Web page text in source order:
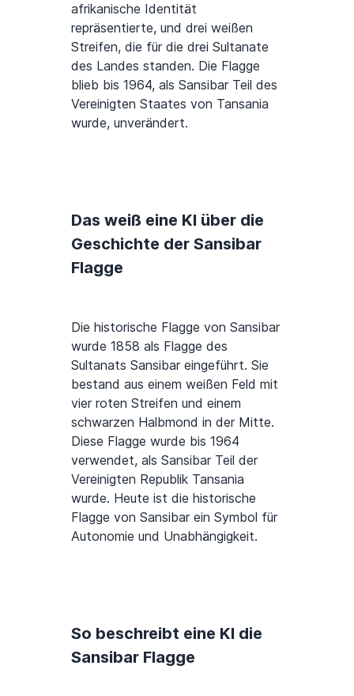
afrikanische Identität
repräsentierte, und drei weißen
Streifen, die für die drei Sultanate
des Landes standen. Die Flagge
blieb bis 1964, als Sansibar Teil des
Vereinigten Staates von Tansania
wurde, unverändert.
Das weiß eine KI über die
Geschichte der Sansibar
Flagge
Die historische Flagge von Sansibar
wurde 1858 als Flagge des
Sultanats Sansibar eingeführt. Sie
bestand aus einem weißen Feld mit
vier roten Streifen und einem
schwarzen Halbmond in der Mitte.
Diese Flagge wurde bis 1964
verwendet, als Sansibar Teil der
Vereinigten Republik Tansania
wurde. Heute ist die historische
Flagge von Sansibar ein Symbol für
Autonomie und Unabhängigkeit.
So beschreibt eine KI die
Sansibar Flagge